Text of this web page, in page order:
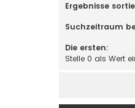
Ergebnisse
Suchzeitraum
Die ersten:
Stelle 0 als Wert